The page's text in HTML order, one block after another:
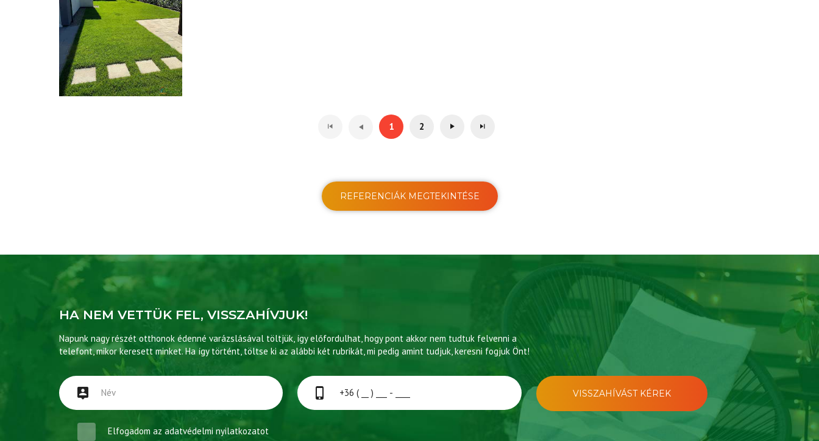
1 2
REFERENCIÁK MEGTEKINTÉSE
HA NEM VETTÜK FEL, VISSZAHÍVJUK!
Napunk nagy részét otthonok édenné varázslásával töltjük, így előfordulhat, hogy pont akkor nem tudtuk felvenni a
telefont, mikor keresett minket. Ha így történt, töltse ki az alábbi két rubrikát, mi pedig amint tudjuk, keresni fogjuk Önt!
VISSZAHÍVÁST KÉREK
Elfogadom az adatvédelmi nyilatkozatot